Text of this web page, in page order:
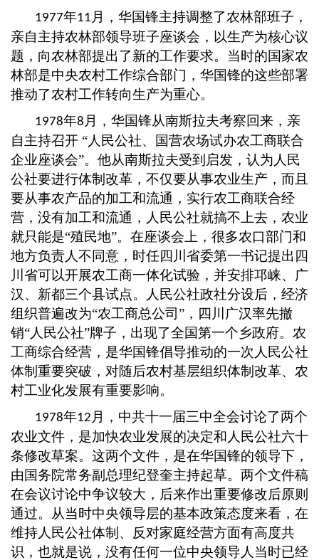
1977年11 月，华国锋主持调整了农林部班子，
亲自主持农林部领导班子座谈会，以生产为核心议
题，向农林部提出了新的工作要求。当时的国家农
林部是中央农村工作综合部门，华国锋的这些部署
推动了农村工作转向生产为重心。
1978年8 月，华国锋从南斯拉夫考察回来，亲
自主持召开 “人民公社、国营农场试办农工商联合
企业座谈会”。他从南斯拉夫受到启发，认为人民
公社要进行体制改革，不仅要从事农业生产，而且
要从事农产品的加工和流通，实行农工商联合经
营，没有加工和流通，人民公社就搞不上去，农业
就只能是“殖民地”。在座谈会上，很多农口部门和
地方负责人不同意，时任四川省委第一书记提出四
川省可以开展农工商一体化试验，并安排邛崃、广
汉、新都三个县试点。人民公社政社分设后，经济
组织普遍改为“农工商总公司”，四川广汉率先撤
销“人民公社”牌子，出现了全国第一个乡政府。农
工商综合经营，是华国锋倡导推动的一次人民公社
体制重要突破，对随后农村基层组织体制改革、农
村工业化发展有重要影响。
1978年12 月，中共十一届三中全会讨论了两个
农业文件，是加快农业发展的决定和人民公社六十
条修改草案。这两个文件，是在华国锋的领导下，
由国务院常务副总理纪登奎主持起草。两个文件稿
在会议讨论中争议较大，后来作出重要修改后原则
通过。从当时中央领导层的基本政策态度来看，在
维持人民公社体制、反对家庭经营方面有高度共
识，也就是说，没有任何一位中央领导人当时已经